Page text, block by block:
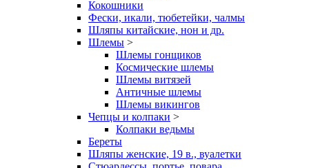
Кокошники
Фески, икали, тюбетейки, чалмы
Шляпы китайские, нон и др.
Шлемы >
Шлемы гонщиков
Космические шлемы
Шлемы витязей
Античные шлемы
Шлемы викингов
Чепцы и колпаки >
Колпаки ведьмы
Береты
Шляпы женские, 19 в., вуалетки